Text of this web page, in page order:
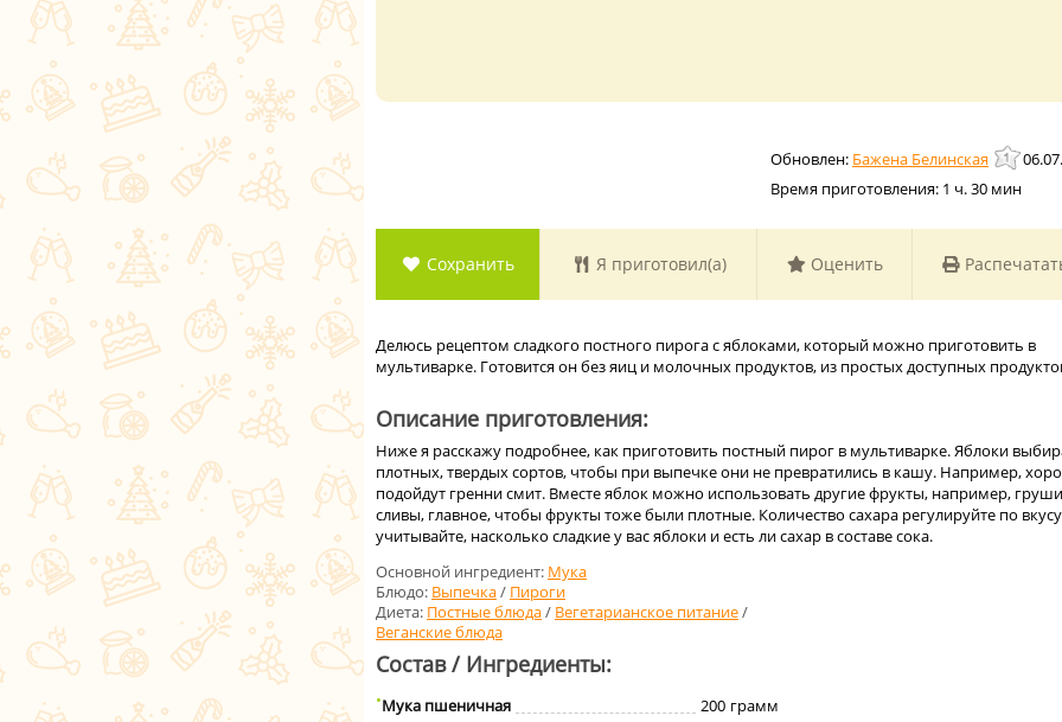
Бажена Белинская
Время приготовления: 1 ч. 30 мин
Сохранить Я приготовил(а) Оценить
Делюсь рецептом сладкого постного пирога с яблоками, который можно приготовить в
мультиварке. Готовится он без яиц и молочных продуктов, из простых доступных
Описание приготовления:
Ниже я расскажу подробнее, как приготовить постный пирог в мультиварке. Яблоки
плотных, твердых сортов, чтобы при выпечке они не превратились в кашу. Например,
подойдут гренни смит. Вместе яблок можно использовать другие фрукты, например,
сливы, главное, чтобы фрукты тоже были плотные. Количество сахара регулируйте по
учитывайте, насколько сладкие у вас яблоки и есть ли сахар в составе сока.
Основной ингредиент: Мука
Блюдо: Выпечка/ Пироги
Диета: Постные блюда/ Вегетарианское питание/
Веганские блюда
Состав / Ингредиенты:
Мука пшеничная 200 грамм